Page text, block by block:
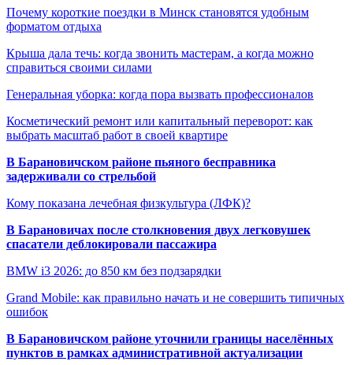
Почему короткие поездки в Минск становятся удобным
форматом отдыха
Крыша дала течь: когда звонить мастерам, а когда можно
справиться своими силами
Генеральная уборка: когда пора вызвать профессионалов
Косметический ремонт или капитальный переворот: как
выбрать масштаб работ в своей квартире
В Барановичском районе пьяного бесправника
задерживали со стрельбой
Кому показана лечебная физкультура (ЛФК)?
В Барановичах после столкновения двух легковушек
спасатели деблокировали пассажира
BMW i3 2026: до 850 км без подзарядки
Grand Mobile: как правильно начать и не совершить типичных
ошибок
В Барановичском районе уточнили границы населённых
пунктов в рамках административной актуализации